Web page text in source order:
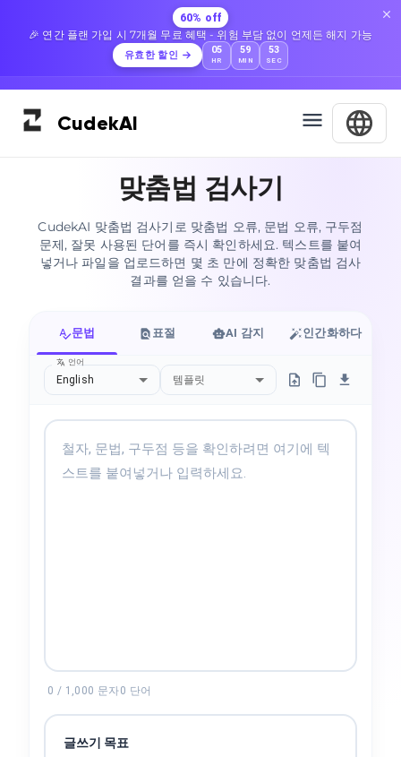
60% off
🎉 연간 플랜 가입 시 7개월 무료 혜택 - 위험 부담 없이 언제든 해지 가능
유효한 할인 05
HR
59
MIN
52
SEC
CudekAI
맞춤법 검사기
CudekAI 맞춤법 검사기로 맞춤법 오류, 문법 오류, 구두점
문제, 잘못 사용된 단어를 즉시 확인하세요. 텍스트를 붙여
넣거나 파일을 업로드하면 몇 초 만에 정확한 맞춤법 검사
결과를 얻을 수 있습니다.
문법 표절 AI 감지 인간화하다
언어
English 템플릿
0 / 1,000 문자0 단어
글쓰기 목표